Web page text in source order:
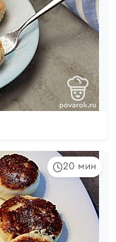
20 мин